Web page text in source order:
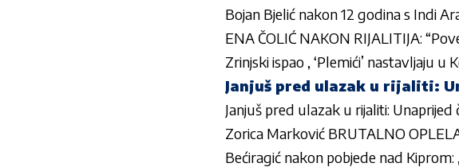
Bojan Bjelić nakon 12 godina s Indi
ENA ČOLIĆ NAKON RIJALITIJA:
Zrinjski ispao , ‘Plemići’ nastavljaju u
Janjuš pred ulazak u rijaliti:
Janjuš pred ulazak u rijaliti:
Zorica Marković BRUTALNO
Bećiragić nakon pobjede nad